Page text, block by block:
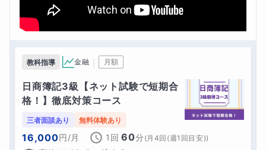
教科指導 金融 月額
日商簿記3級【ネット試験で短期合
格！】徹底対策コース
三者面談あり 無料体験あり
16,000円/月 1回 60分 (月4回(週1回目安))